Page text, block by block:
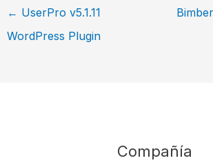
← UserPro v5.1.11
WordPress Plugin
Compañía